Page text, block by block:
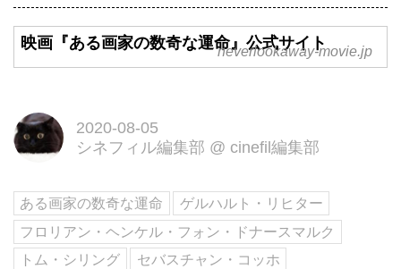
映画『ある画家の数奇な運命』公式サイト
neverlookaway-movie.jp
2020-08-05
シネフィル編集部 @ cinefil編集部
ある画家の数奇な運命
ゲルハルト・リヒター
フロリアン・ヘンケル・フォン・ドナースマルク
トム・シリング
セバスチャン・コッホ